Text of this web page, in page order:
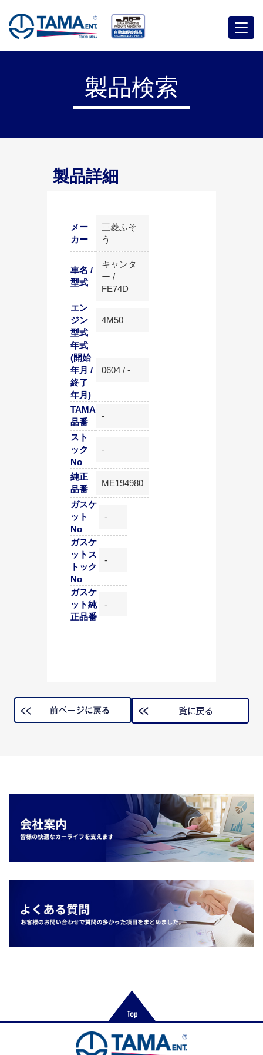
メ
ニ
製品検索
製品詳細
メー
カー
三菱ふそ
う
車名 /
型式
キャンタ
ー /
FE74D
エン
ジン
型式
4M50
年式
(開始
年月 /
終了
年月)
0604 / -
TAMA
品番
-
スト
ック
No
-
純正
品番
ME194980
ガスケ
ット
No
-
ガスケ
ットス
トック
No
-
ガスケ
ット純
正品番
-